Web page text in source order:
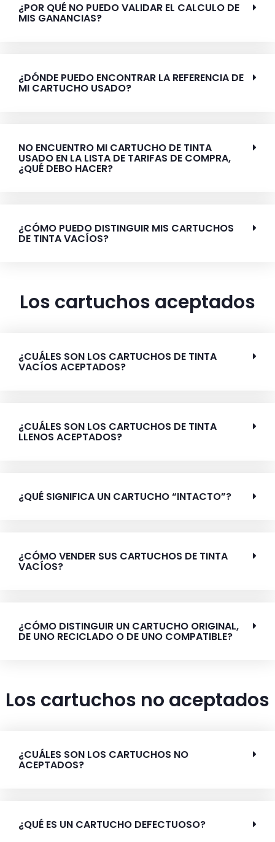
¿POR QUÉ NO PUEDO VALIDAR EL CALCULO DE
MIS GANANCIAS?
¿DÓNDE PUEDO ENCONTRAR LA REFERENCIA DE
MI CARTUCHO USADO?
NO ENCUENTRO MI CARTUCHO DE TINTA
USADO EN LA LISTA DE TARIFAS DE COMPRA,
¿QUÉ DEBO HACER?
¿CÓMO PUEDO DISTINGUIR MIS CARTUCHOS
DE TINTA VACÍOS?
Los cartuchos aceptados
¿CUÁLES SON LOS CARTUCHOS DE TINTA
VACÍOS ACEPTADOS?
¿CUÁLES SON LOS CARTUCHOS DE TINTA
LLENOS ACEPTADOS?
¿QUÉ SIGNIFICA UN CARTUCHO “INTACTO”?
¿CÓMO VENDER SUS CARTUCHOS DE TINTA
VACÍOS?
¿CÓMO DISTINGUIR UN CARTUCHO ORIGINAL,
DE UNO RECICLADO O DE UNO COMPATIBLE?
Los cartuchos no aceptados
¿CUÁLES SON LOS CARTUCHOS NO
ACEPTADOS?
¿QUÉ ES UN CARTUCHO DEFECTUOSO?